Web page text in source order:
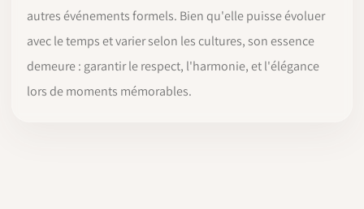
autres événements formels. Bien qu'elle puisse évoluer
avec le temps et varier selon les cultures, son essence
demeure : garantir le respect, l'harmonie, et l'élégance
lors de moments mémorables.